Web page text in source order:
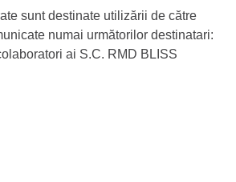
sunt destinate utilizării de către
numai următorilor destinatari:
ai S.C. RMD BLISS